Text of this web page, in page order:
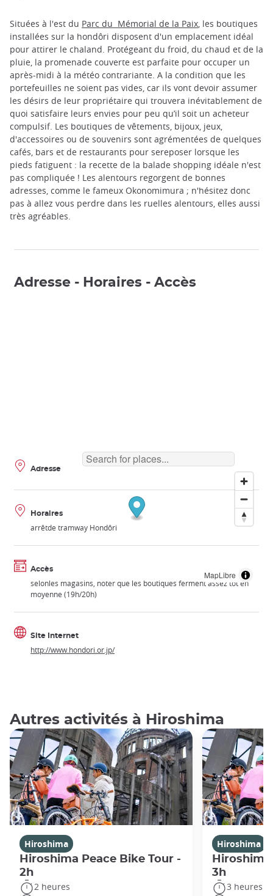
Situées à l'est du Parc du Mémorial de la Paix , les boutiques
installées sur la hondôri disposent d'un emplacement idéal
pour attirer le chaland. Protégeant du froid, du chaud et de la
pluie, la promenade couverte est parfaite pour occuper un
après-midi à la météo contrariante. A la condition que les
portefeuilles ne soient pas vides, car ils vont devoir assumer
les désirs de leur propriétaire qui trouvera inévitablement de
quoi satisfaire leurs envies pour peu qu’il soit un acheteur
compulsif. Les boutiques de vêtements, bijoux, jeux,
d'accessoires ou de souvenirs sont agrémentées de quelques
cafés, bars et de restaurants pour sereposer lorsque les
pieds fatiguent : la recette de la balade shopping idéale n'est
pas compliquée ! Les alentours regorgent de bonnes
adresses, comme le fameux Okonomimura ; n'hésitez donc
pas à allez vous perdre dans les ruelles alentours, elles aussi
très agréables.
Adresse - Horaires - Accès
MapLibre
Adresse
Horaires
arrêtde tramway Hondôri
Accès
selonles magasins, noter que les boutiques ferment assez tôt en
moyenne (19h/20h)
Site Internet
http://www.hondori.or.jp/
Autres activités à Hiroshima
Hiroshima
Hiroshima Peace Bike Tour -
2h
2 heures
Hiroshima
3h
3 heures